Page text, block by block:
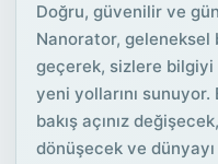
Doğru, güvenilir ve
Nanorator, geleneksel
geçerek, sizlere
yeni yollarını
bakış açınız
dönüşecek ve